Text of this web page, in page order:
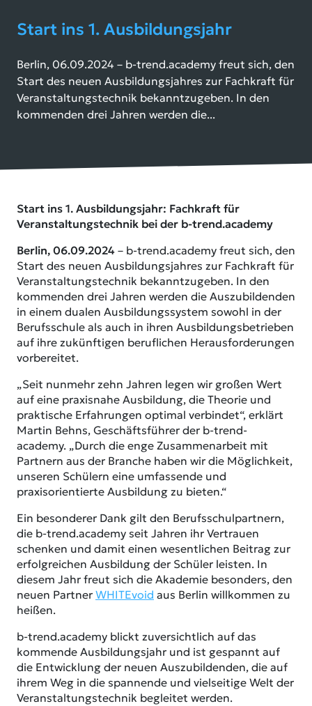
Start ins 1. Ausbildungsjahr
Berlin, 06.09.2024 – b-trend.academy freut sich, den
Start des neuen Ausbildungsjahres zur Fachkraft für
Veranstaltungstechnik bekanntzugeben. In den
kommenden drei Jahren werden die...
Start ins 1. Ausbildungsjahr: Fachkraft für
Veranstaltungstechnik bei der b-trend.academy
Berlin, 06.09.2024 – b-trend.academy freut sich, den
Start des neuen Ausbildungsjahres zur Fachkraft für
Veranstaltungstechnik bekanntzugeben. In den
kommenden drei Jahren werden die Auszubildenden
in einem dualen Ausbildungssystem sowohl in der
Berufsschule als auch in ihren Ausbildungsbetrieben
auf ihre zukünftigen beruflichen Herausforderungen
vorbereitet.
„Seit nunmehr zehn Jahren legen wir großen Wert
auf eine praxisnahe Ausbildung, die Theorie und
praktische Erfahrungen optimal verbindet“, erklärt
Martin Behns, Geschäftsführer der b-trend-
academy. „Durch die enge Zusammenarbeit mit
Partnern aus der Branche haben wir die Möglichkeit,
unseren Schülern eine umfassende und
praxisorientierte Ausbildung zu bieten.“
Ein besonderer Dank gilt den Berufsschulpartnern,
die b-trend.academy seit Jahren ihr Vertrauen
schenken und damit einen wesentlichen Beitrag zur
erfolgreichen Ausbildung der Schüler leisten. In
diesem Jahr freut sich die Akademie besonders, den
neuen Partner WHITEvoid aus Berlin willkommen zu
heißen.
b-trend.academy blickt zuversichtlich auf das
kommende Ausbildungsjahr und ist gespannt auf
die Entwicklung der neuen Auszubildenden, die auf
ihrem Weg in die spannende und vielseitige Welt der
Veranstaltungstechnik begleitet werden.